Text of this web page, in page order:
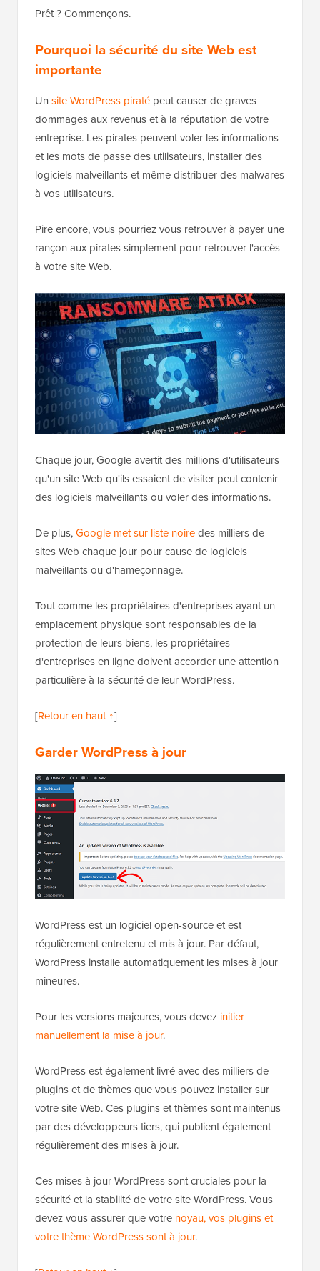
Prêt ? Commençons.
Pourquoi la sécurité du site Web est
importante
Un site WordPress piraté peut causer de graves
dommages aux revenus et à la réputation de votre
entreprise. Les pirates peuvent voler les informations
et les mots de passe des utilisateurs, installer des
logiciels malveillants et même distribuer des malwares
à vos utilisateurs.
Pire encore, vous pourriez vous retrouver à payer une
rançon aux pirates simplement pour retrouver l'accès
à votre site Web.
Chaque jour, Google avertit des millions d'utilisateurs
qu'un site Web qu'ils essaient de visiter peut contenir
des logiciels malveillants ou voler des informations.
De plus,Google met sur liste noiredes milliers de
sites Web chaque jour pour cause de logiciels
malveillants ou d'hameçonnage.
Tout comme les propriétaires d'entreprises ayant un
emplacement physique sont responsables de la
protection de leurs biens, les propriétaires
d'entreprises en ligne doivent accorder une attention
particulière à la sécurité de leur WordPress.
[Retour en haut ↑]
Garder WordPress à jour
WordPress est un logiciel open-source et est
régulièrement entretenu et mis à jour. Par défaut,
WordPress installe automatiquement les mises à jour
mineures.
Pour les versions majeures, vous devez initier
manuellement la mise à jour.
WordPress est également livré avec des milliers de
plugins et de thèmes que vous pouvez installer sur
votre site Web. Ces plugins et thèmes sont maintenus
par des développeurs tiers, qui publient également
régulièrement des mises à jour.
Ces mises à jour WordPress sont cruciales pour la
sécurité et la stabilité de votre site WordPress. Vous
devez vous assurer que votre noyau, vos plugins et
votre thème WordPress sont à jour.